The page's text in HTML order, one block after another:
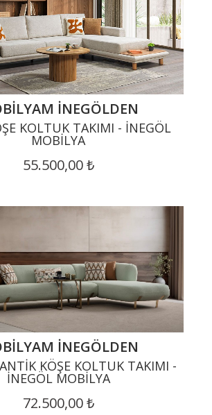
İNEGÖLDEN
KOLTUK TAKIMI - İNEGÖL
MOBILYA
55.500,00 ₺
İNEGÖLDEN
KÖŞE KOLTUK TAKIMI -
İNEGÖL MOBILYA
72.500,00 ₺